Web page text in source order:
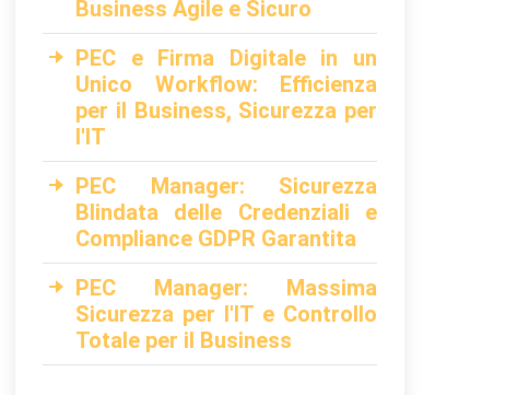
Business Agile e Sicuro
PEC e Firma Digitale in un
Unico Workflow: Efficienza
per il Business, Sicurezza per
l'IT
PEC Manager: Sicurezza
Blindata delle Credenziali e
Compliance GDPR Garantita
PEC Manager: Massima
Sicurezza per l'IT e Controllo
Totale per il Business